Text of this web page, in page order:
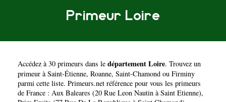
Primeur Loire
Accédez à 30 primeurs dans le département Loire. Trouvez un
primeur àSaint-Étienne, Roanne, Saint-Chamond ou Firminy
parmi cette liste. Primeurs.net référence pour vous les primeurs
de France : Aux Baleares (20 Rue Leon Nautin à Saint Etienne),